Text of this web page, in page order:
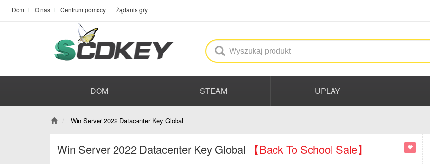
Dom O nas Centrum pomocy Żądania gry
DOM STEAM UPLAY
Win Server 2022 Datacenter Key Global
Win Server 2022 Datacenter Key Global 【Back To School Sale】